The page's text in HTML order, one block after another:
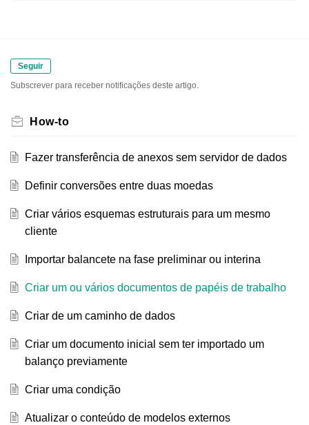
Seguir
Subscrever para receber notificações deste artigo.
How-to
Fazer transferência de anexos sem servidor de dados
Definir conversões entre duas moedas
Criar vários esquemas estruturais para um mesmo
cliente
Importar balancete na fase preliminar ou interina
Criar um ou vários documentos de papéis de trabalho
Criar de um caminho de dados
Criar um documento inicial sem ter importado um
balanço previamente
Criar uma condição
Atualizar o conteúdo de modelos externos